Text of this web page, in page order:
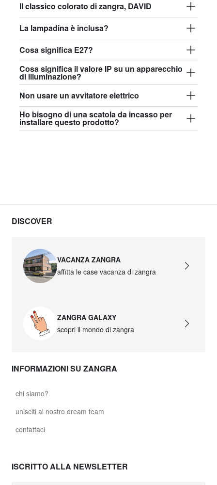
86,00 €
glass013 - plastica opale
84,50 €
david.c.w.glass017
glass017 - vetro opalino
89,00 €
glass019 - vetro opalino
glass020 - vetro opalino
glass023 - vetro opalino
Il classico colorato di zangra, DAVID
La lampadina è inclusa?
Cosa significa E27?
Cosa significa il valore IP su un apparecchio
di illuminazione?
Non usare un avvitatore elettrico
Ho bisogno di una scatola da incasso per
installare questo prodotto?
DISCOVER
VACANZA ZANGRA
affitta le case vacanza di zangra
ZANGRA GALAXY
scopri il mondo di zangra
INFORMAZIONI SU ZANGRA
chi siamo?
unisciti al nostro dream team
contattaci
ISCRITTO ALLA NEWSLETTER